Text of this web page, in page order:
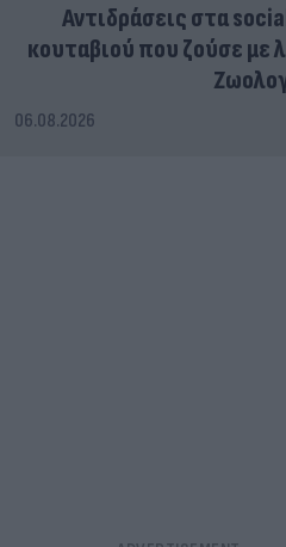
Αντιδράσεις στα
κουταβιού που ζούσε με
06.08.2026